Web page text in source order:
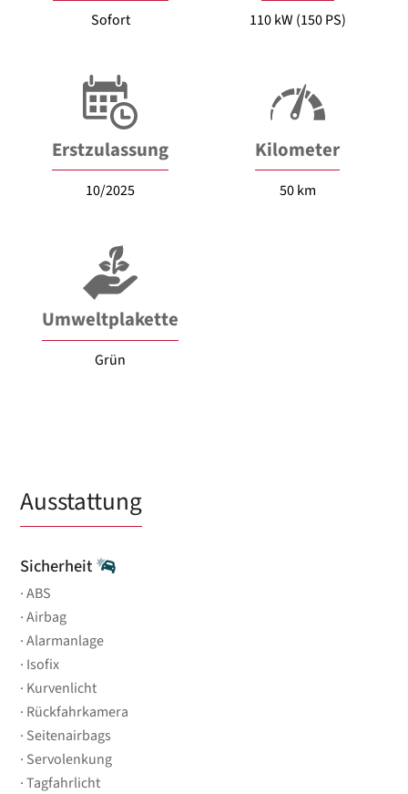
Sofort 110 kW (150 PS)
Erstzulassung
10/2025
Kilometer
50 km
Umweltplakette
Grün
Ausstattung
Sicherheit
ABS
Airbag
Alarmanlage
Isofix
Kurvenlicht
Rückfahrkamera
Seitenairbags
Servolenkung
Tagfahrlicht